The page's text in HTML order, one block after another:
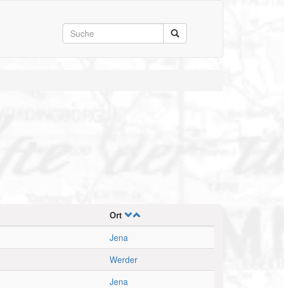
Ort
Jena
Werder
Jena